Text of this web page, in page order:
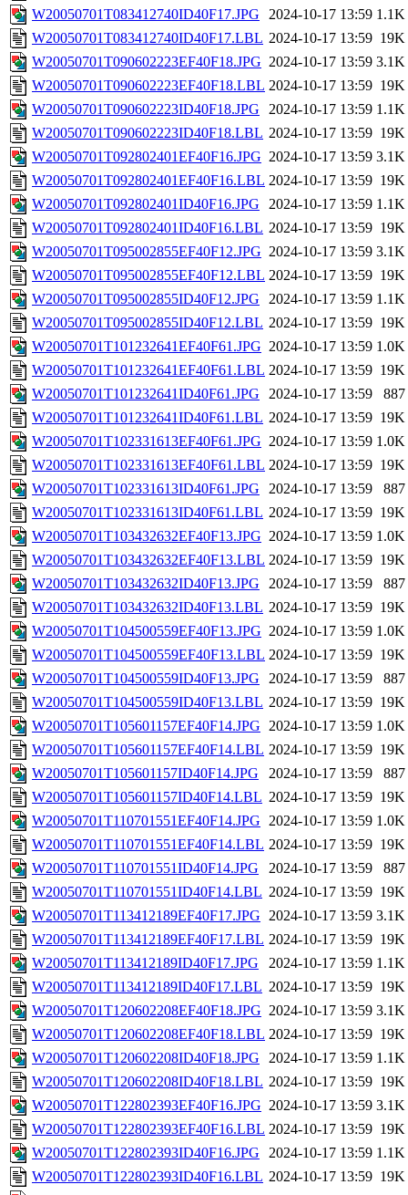
W20050701T083412740ID40F17.JPG
2024-10-17 13:59 1.1K
W20050701T083412740ID40F17.LBL 2024-10-17 13:59 19K
W20050701T090602223EF40F18.JPG 2024-10-17 13:59 3.1K
W20050701T090602223EF40F18.LBL 2024-10-17 13:59 19K
W20050701T090602223ID40F18.JPG
2024-10-17 13:59 1.1K
W20050701T090602223ID40F18.LBL 2024-10-17 13:59 19K
W20050701T092802401EF40F16.JPG 2024-10-17 13:59 3.1K
W20050701T092802401EF40F16.LBL 2024-10-17 13:59 19K
W20050701T092802401ID40F16.JPG
2024-10-17 13:59 1.1K
W20050701T092802401ID40F16.LBL 2024-10-17 13:59 19K
W20050701T095002855EF40F12.JPG 2024-10-17 13:59 3.1K
W20050701T095002855EF40F12.LBL 2024-10-17 13:59 19K
W20050701T095002855ID40F12.JPG
2024-10-17 13:59 1.1K
W20050701T095002855ID40F12.LBL 2024-10-17 13:59 19K
W20050701T101232641EF40F61.JPG 2024-10-17 13:59 1.0K
W20050701T101232641EF40F61.LBL 2024-10-17 13:59 19K
W20050701T101232641ID40F61.JPG
2024-10-17 13:59
887
W20050701T101232641ID40F61.LBL 2024-10-17 13:59 19K
W20050701T102331613EF40F61.JPG 2024-10-17 13:59 1.0K
W20050701T102331613EF40F61.LBL 2024-10-17 13:59 19K
W20050701T102331613ID40F61.JPG
2024-10-17 13:59
887
W20050701T102331613ID40F61.LBL 2024-10-17 13:59 19K
W20050701T103432632EF40F13.JPG 2024-10-17 13:59 1.0K
W20050701T103432632EF40F13.LBL 2024-10-17 13:59 19K
W20050701T103432632ID40F13.JPG
2024-10-17 13:59
887
W20050701T103432632ID40F13.LBL 2024-10-17 13:59 19K
W20050701T104500559EF40F13.JPG 2024-10-17 13:59 1.0K
W20050701T104500559EF40F13.LBL 2024-10-17 13:59 19K
W20050701T104500559ID40F13.JPG
2024-10-17 13:59
887
W20050701T104500559ID40F13.LBL 2024-10-17 13:59 19K
W20050701T105601157EF40F14.JPG 2024-10-17 13:59 1.0K
W20050701T105601157EF40F14.LBL 2024-10-17 13:59 19K
W20050701T105601157ID40F14.JPG
2024-10-17 13:59
887
W20050701T105601157ID40F14.LBL 2024-10-17 13:59 19K
W20050701T110701551EF40F14.JPG 2024-10-17 13:59 1.0K
W20050701T110701551EF40F14.LBL 2024-10-17 13:59 19K
W20050701T110701551ID40F14.JPG
2024-10-17 13:59
887
W20050701T110701551ID40F14.LBL 2024-10-17 13:59 19K
W20050701T113412189EF40F17.JPG 2024-10-17 13:59 3.1K
W20050701T113412189EF40F17.LBL 2024-10-17 13:59 19K
W20050701T113412189ID40F17.JPG
2024-10-17 13:59 1.1K
W20050701T113412189ID40F17.LBL 2024-10-17 13:59 19K
W20050701T120602208EF40F18.JPG 2024-10-17 13:59 3.1K
W20050701T120602208EF40F18.LBL 2024-10-17 13:59 19K
W20050701T120602208ID40F18.JPG
2024-10-17 13:59 1.1K
W20050701T120602208ID40F18.LBL 2024-10-17 13:59 19K
W20050701T122802393EF40F16.JPG 2024-10-17 13:59 3.1K
W20050701T122802393EF40F16.LBL 2024-10-17 13:59 19K
W20050701T122802393ID40F16.JPG
2024-10-17 13:59 1.1K
W20050701T122802393ID40F16.LBL 2024-10-17 13:59 19K